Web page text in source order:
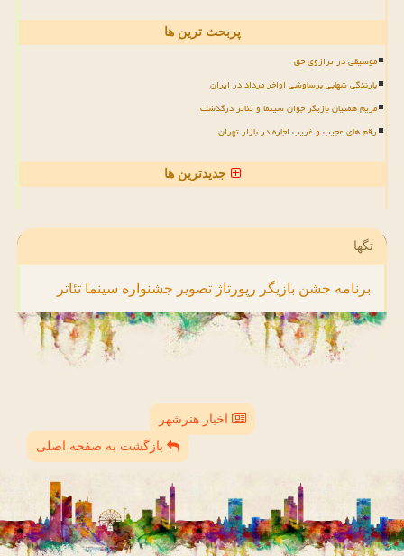
پربحث ترین ها
موسیقی در ترازوی حق
بارندگی شهابی برساوشی اواخر مرداد در ایران
مریم همتیان بازیگر جوان سینما و تئاتر درگذشت
رقم های عجیب و غریب اجاره در بازار تهران
جدیدترین ها
تگها
برنامه جشن بازیگر رپورتاژ تصویر جشنواره سینما تئاتر
اخبار هنرشهر
بازگشت به صفحه اصلی